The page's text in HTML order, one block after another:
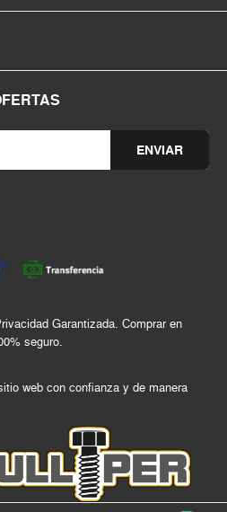
ENVIAR
Garantizada. Comprar en
seguro.
web con confianza y de manera